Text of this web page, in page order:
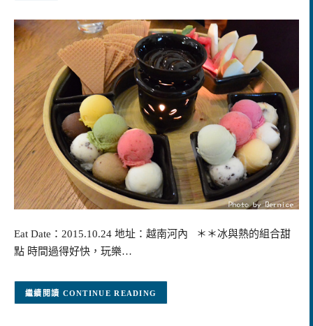
Eat Date：2015.10.24 地址：越南河內 ＊＊冰與熱的組合甜
點 時間過得好快，玩樂…
CONTINUE READING